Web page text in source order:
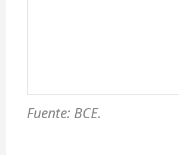
Fuente: BCE.